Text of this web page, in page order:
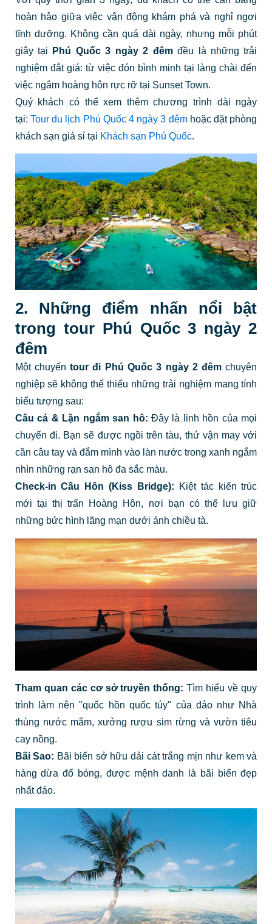
hoàn hảo giữa việc vận động khám phá và nghỉ ngơi
tĩnh dưỡng. Không cần quá dài ngày, nhưng mỗi phút
giây tại
Phú Quốc 3 ngày 2 đêmđều là những trải
nghiệm đắt giá: từ việc đón bình minh tại làng chài đến
việc ngắm hoàng hôn rực rỡ tại Sunset Town.
Quý khách có thể xem thêm chương trình dài ngày
tại: Tour du lịch Phú Quốc 4 ngày 3 đêmhoặc đặt phòng
khách sạn giá sỉ tại Khách sạn Phú Quốc.
2. Những điểm nhấn nổi bật
trong tour Phú Quốc 3 ngày 2
đêm
Một chuyếntour đi Phú Quốc 3 ngày 2 đêm chuyên
nghiệp sẽ không thể thiếu những trải nghiệm mang tính
biểu tượng sau:
Câu cá & Lặn ngắm san hô: Đây là linh hồn của mọi
chuyến đi. Bạn sẽ được ngồi trên tàu, thử vận may với
cần câu tay và đắm mình vào làn nước trong xanh ngắm
nhìn những rạn san hô đa sắc màu.
Check-in Cầu Hôn (Kiss Bridge): Kiệt tác kiến trúc
mới tại thị trấn Hoàng Hôn, nơi bạn có thể lưu giữ
những bức hình lãng mạn dưới ánh chiều tà.
Tham quan các cơ sở truyền thống: Tìm hiểu về quy
trình làm nên "quốc hồn quốc túy" của đảo như Nhà
thùng nước mắm, xưởng rượu sim rừng và vườn tiêu
cay nồng.
Bãi Sao: Bãi biển sở hữu dải cát trắng mịn như kem và
hàng dừa đổ bóng, được mệnh danh là bãi biển đẹp
nhất đảo.